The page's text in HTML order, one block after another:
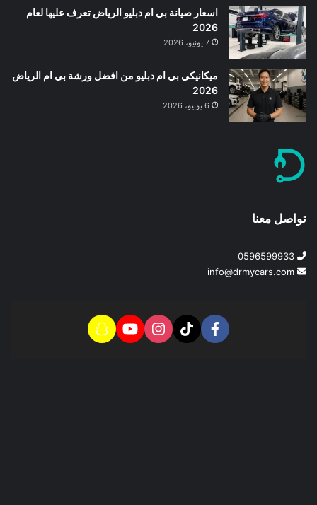
اسعار صيانة بي ام دبليو الرياض تعرف عليها لعام
2026
7 يونيو، 2026
ميكانيكي بي ام دبليو من افضل ورشة بي ام الرياض
2026
6 يونيو، 2026
تواصل معنا
0596599933
info@drmycars.com